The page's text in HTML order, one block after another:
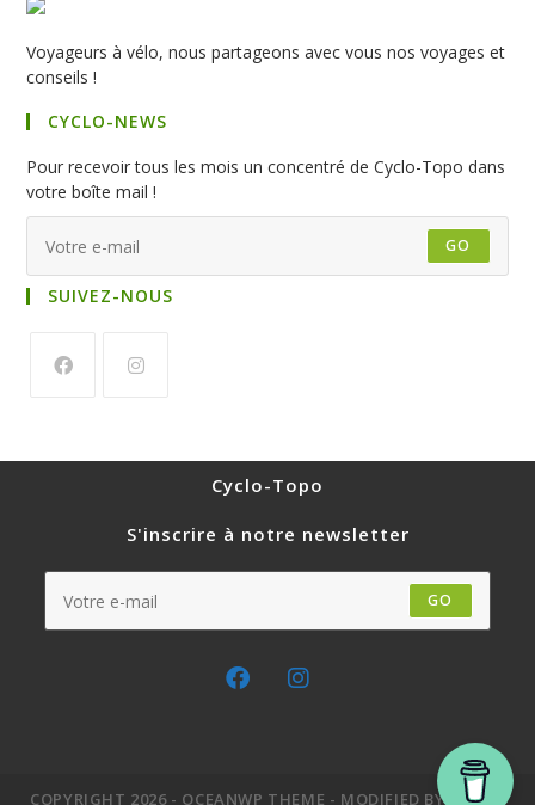
Voyageurs à vélo, nous partageons avec vous nos voyages et
conseils !
CYCLO-NEWS
Pour recevoir tous les mois un concentré de Cyclo-Topo dans
votre boîte mail !
GO
SUIVEZ-NOUS
Cyclo-Topo
S'inscrire à notre newsletter
GO
COPYRIGHT 2026 - OCEANWP THEME - MODIFIED BY CLAIRE